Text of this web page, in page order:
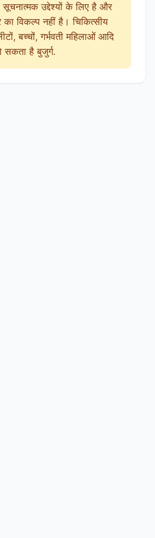
उद्देश्यों के लिए है और
विकल्प नहीं है। चिकित्सीय
बच्चों, गर्भवती महिलाओं आदि
सकता है बुजुर्ग.